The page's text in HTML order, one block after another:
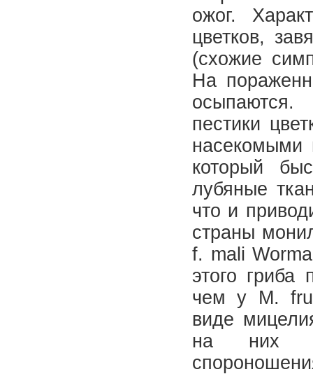
ожог.
цветков,
(схожие
На
осыпаются.
пестики
насекомыми
который
лубяные
что и
страны
f. mali
этого
чем у М.
виде
на них